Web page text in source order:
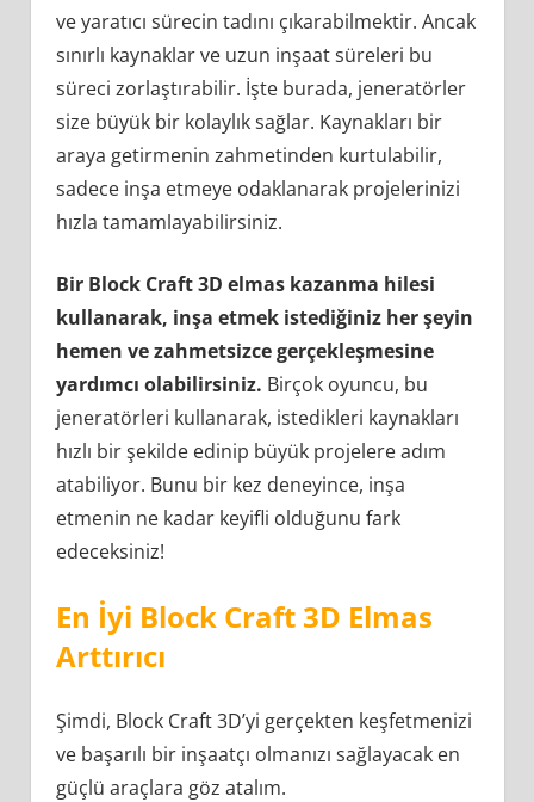
ve yaratıcı sürecin tadını çıkarabilmektir. Ancak
sınırlı kaynaklar ve uzun inşaat süreleri bu
süreci zorlaştırabilir. İşte burada, jeneratörler
size büyük bir kolaylık sağlar. Kaynakları bir
araya getirmenin zahmetinden kurtulabilir,
sadece inşa etmeye odaklanarak projelerinizi
hızla tamamlayabilirsiniz.
Bir Block Craft 3D elmas kazanma hilesi
kullanarak, inşa etmek istediğiniz her şeyin
hemen ve zahmetsizce gerçekleşmesine
yardımcı olabilirsiniz. Birçok oyuncu, bu
jeneratörleri kullanarak, istedikleri kaynakları
hızlı bir şekilde edinip büyük projelere adım
atabiliyor. Bunu bir kez deneyince, inşa
etmenin ne kadar keyifli olduğunu fark
edeceksiniz!
En İyi Block Craft 3D Elmas
Arttırıcı
Şimdi, Block Craft 3D’yi gerçekten keşfetmenizi
ve başarılı bir inşaatçı olmanızı sağlayacak en
güçlü araçlara göz atalım.